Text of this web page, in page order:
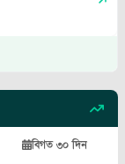
বিগত ৩০ দিন